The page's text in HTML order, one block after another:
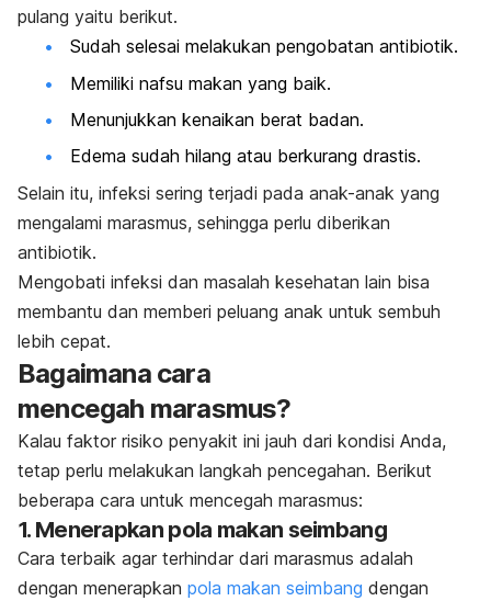
pulang yaitu berikut.
Sudah selesai melakukan pengobatan antibiotik.
Memiliki nafsu makan yang baik.
Menunjukkan kenaikan berat badan.
Edema sudah hilang atau berkurang drastis.
Selain itu, infeksi sering terjadi pada anak-anak yang
mengalami marasmus, sehingga perlu diberikan
antibiotik.
Mengobati infeksi dan masalah kesehatan lain bisa
membantu dan memberi peluang anak untuk sembuh
lebih cepat.
Bagaimana cara
mencegah marasmus?
Kalau faktor risiko penyakit ini jauh dari kondisi Anda,
tetap perlu melakukan langkah pencegahan. Berikut
beberapa cara untuk mencegah marasmus:
1. Menerapkan pola makan seimbang
Cara terbaik agar terhindar dari marasmus adalah
dengan menerapkan pola makan seimbang dengan